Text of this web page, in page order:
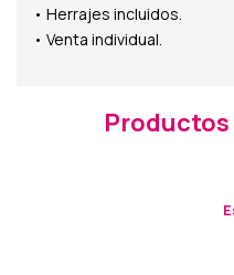
• Herrajes incluidos.
• Venta individual.